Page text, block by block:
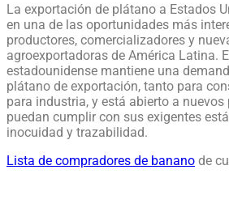
La exportación de plátano a Estados
en una de las oportunidades más
productores, comercializadores y
agroexportadoras de América Latina.
estadounidense mantiene una
plátano de exportación, tanto para
para industria, y está abierto a nuevos
puedan cumplir con sus exigentes
inocuidad y trazabilidad.
Lista de compradores de banano de